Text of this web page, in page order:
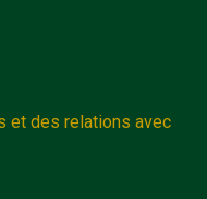
et des relations avec